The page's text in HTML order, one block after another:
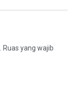
Ruas yang wajib